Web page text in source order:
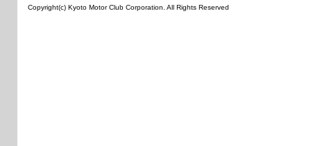
Copyright(c) Kyoto Motor Club Corporation. All Rights Reserved